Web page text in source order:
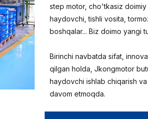
step motor, cho'tkasiz
haydovchi, tishli vosita,
boshqalar... Biz doimo yangi
Birinchi navbatda sifat,
qilgan holda, Jkongmotor
haydovchi ishlab chiqarish
davom etmoqda.